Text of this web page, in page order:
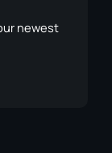
newest